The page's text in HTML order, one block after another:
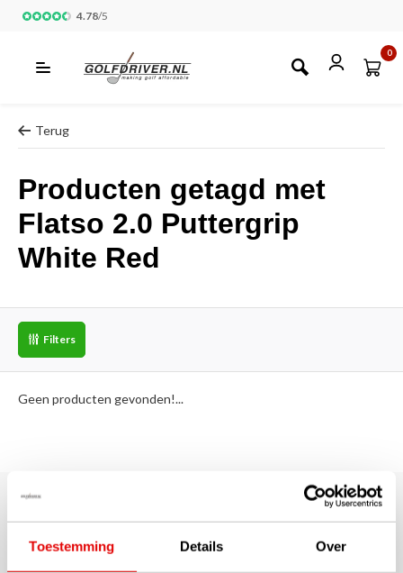
Toestemming Details Over
4.78/5
0
Terug
Producten getagd met
Flatso 2.0 Puttergrip
White Red
Filters
Geen producten gevonden!...
180.000+ Klanten | 5.000+ Reviews | Trusted Shops, TrustPilot,
Google
Reviews: Onze klanten aan het
woord